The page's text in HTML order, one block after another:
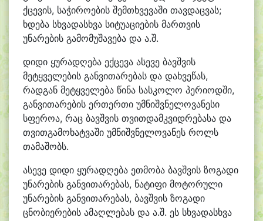
ქცევის, საჭიროების შემთხვევაში თავდაცვას;
ხდება სხვადასხვა სიტუაციების მართვის
უნარების გამომუშავება და ა.შ.
დიდი ყურადღება ექცევა ასევე ბავშვის
მეტყველების განვითარებას და დახვეწას,
რადგან მეტყველება წინა სასკოლო პერიოდში,
განვითარების ერთერთი უმნიშვნელოვანესი
სფეროა, რაც ბავშვის თვითდამკვიდრებასა და
თვითგამოხატვაში უმნიშვნელოვანეს როლს
თამაშობს.
ასევე დიდი ყურადღება ეთმობა ბავშვის ზოგადი
უნარების განვითარებას, ნატიფი მოტორული
უნარების განვითარებას, ბავშვის ზოგადი
ცნობიერების ამაღლებას და ა.შ. ეს სხვადასხვა